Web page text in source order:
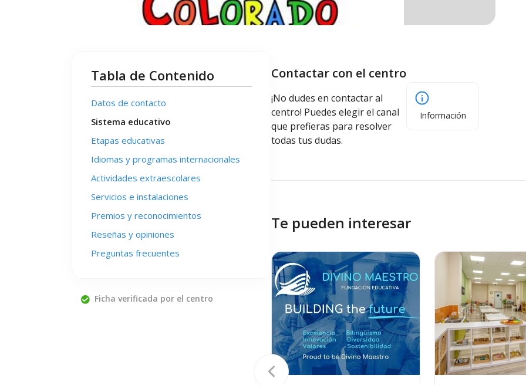
Tabla de Contenido
Datos de contacto
Sistema educativo
Etapas educativas
Idiomas y programas internacionales
Actividades extraescolares
Servicios e instalaciones
Premios y reconocimientos
Reseñas y opiniones
Preguntas frecuentes
Ficha verificada por el centro
Contactar con el centro
¡No dudes en contactar al
centro! Puedes elegir el canal
que prefieras para resolver
todas tus dudas.
Información
Te pueden interesar